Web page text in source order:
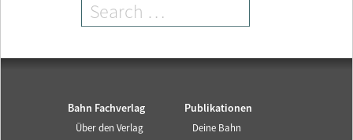
Bahn Fachverlag
Über den Verlag
Publikationen
Deine Bahn